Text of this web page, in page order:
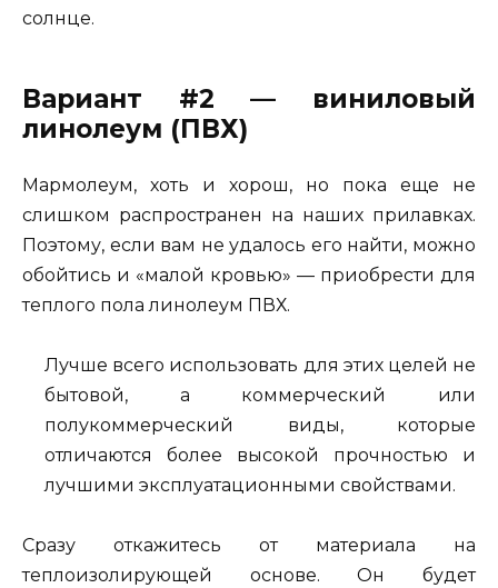
солнце.
Вариант #2 — виниловый
линолеум (ПВХ)
Мармолеум, хоть и хорош, но пока еще не
слишком распространен на наших прилавках.
Поэтому, если вам не удалось его найти, можно
обойтись и «малой кровью» — приобрести для
теплого пола линолеум ПВХ.
Лучше всего использовать для этих целей не
бытовой, а коммерческий или
полукоммерческий виды, которые
отличаются более высокой прочностью и
лучшими эксплуатационными свойствами.
Сразу откажитесь от материала на
теплоизолирующей основе. Он будет